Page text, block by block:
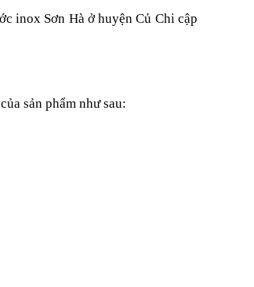
inox Sơn Hà ở huyện Củ Chi cập
sản phẩm như sau: